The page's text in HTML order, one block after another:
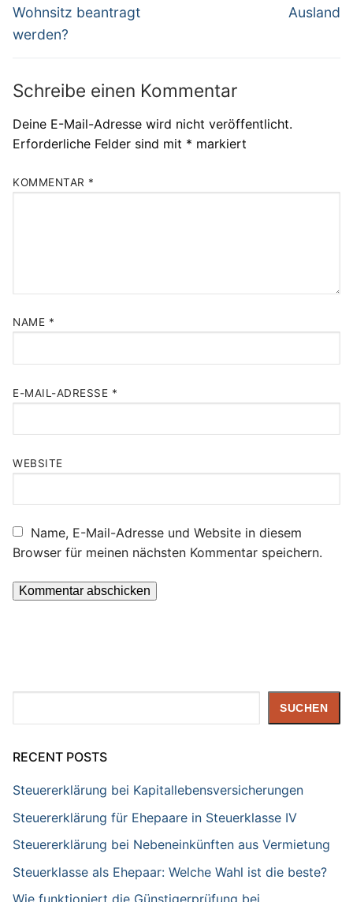
Wohnsitz beantragt
werden?
Ausland
Schreibe einen Kommentar
Deine E-Mail-Adresse wird nicht veröffentlicht.
Erforderliche Felder sind mit * markiert
KOMMENTAR *
NAME *
E-MAIL-ADRESSE *
WEBSITE
Name, E-Mail-Adresse und Website in diesem
Browser für meinen nächsten Kommentar speichern.
SUCHEN
RECENT POSTS
Steuererklärung bei Kapitallebensversicherungen
Steuererklärung für Ehepaare in Steuerklasse IV
Steuererklärung bei Nebeneinkünften aus Vermietung
Steuerklasse als Ehepaar: Welche Wahl ist die beste?